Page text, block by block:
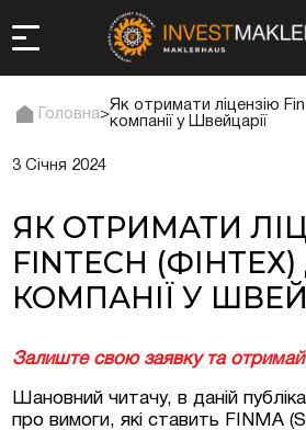
та супутні
реєстрація чи
компанії (фірми) у
Головна>
Як отримати ліцензію
компанії у Швейцарії
3 Січня 2024
ЯК ОТРИМАТИ
FINTECH
КОМПАНІЇ У
Залиште свою заявку та
Шановний читачу, в даній
про вимоги, які ставить FINMA